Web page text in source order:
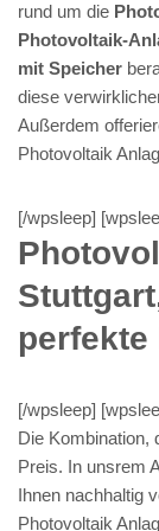
rund um die
Photovoltaik-
mit Speicher
diese
Außerdem
Photovoltaik
[/wpsleep]
perfekte
[/wpsleep]
Die Kombination,
Preis. In unsrem
Ihnen nachhaltig
Photovoltaik